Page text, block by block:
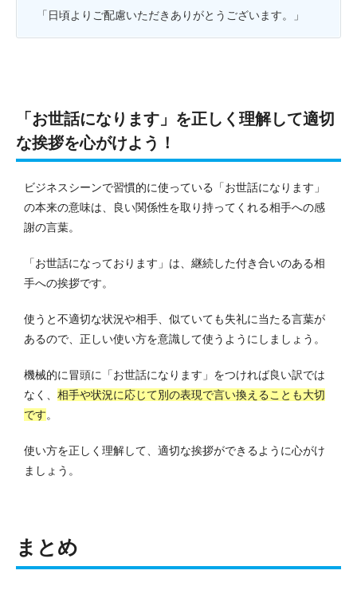
「日頃よりご配慮いただきありがとうございます。」
「お世話になります」を正しく理解して適切
な挨拶を心がけよう！
ビジネスシーンで習慣的に使っている「お世話になります」
の本来の意味は、良い関係性を取り持ってくれる相手への感
謝の言葉。
「お世話になっております」は、継続した付き合いのある相
手への挨拶です。
使うと不適切な状況や相手、似ていても失礼に当たる言葉が
あるので、正しい使い方を意識して使うようにしましょう。
機械的に冒頭に「お世話になります」をつければ良い訳では
なく、 相手や状況に応じて別の表現で言い換えることも大切
です。
使い方を正しく理解して、適切な挨拶ができるように心がけ
ましょう。
まとめ